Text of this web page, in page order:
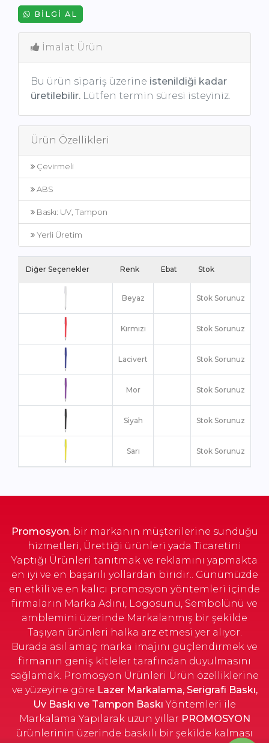
BILGI AL
İmalat Ürün
Bu ürün sipariş üzerine istenildiği kadar
üretilebilir. Lütfen termin süresi isteyiniz.
Ürün Özellikleri
Çevirmeli
ABS
Baskı: UV, Tampon
Yerli Üretim
Diğer Seçenekler Renk Ebat Stok
Beyaz Stok Sorunuz
Kırmızı Stok Sorunuz
Lacivert Stok Sorunuz
Mor Stok Sorunuz
Siyah Stok Sorunuz
Sarı Stok Sorunuz
Promosyon, bir markanın müşterilerine sunduğu
hizmetleri, Ürettiği ürünleri yada Ticaretini
Yaptığı Ürünleri tanıtmak ve reklamını yapmakta
en iyi ve en başarılı yollardan biridir.. Günümüzde
en etkili ve en kalıcı promosyon yöntemleri içinde
firmaların Marka Adını, Logosunu, Sembolünü ve
amblemini üzerinde Markalanmış bir şekilde
Taşıyan ürünleri halka arz etmesi yer alıyor.
Burada asıl amaç marka imajını güçlendirmek ve
firmanın geniş kitleler tarafından duyulmasını
sağlamak. Promosyon Ürünleri Ürün özelliklerine
ve yüzeyine göre Lazer Markalama, Serigrafi Baskı,
Uv Baskı ve Tampon Baskı Yöntemleri ile
Markalama Yapılarak uzun yıllar PROMOSYON
ürünlerinin üzerinde baskılı bir şekilde kalması